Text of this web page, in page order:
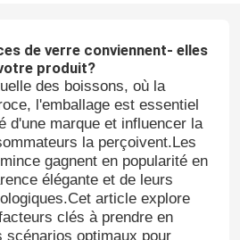
de verre conviennent- elles
produit?
des boissons, où la
l'emballage est essentiel
d'une marque et influencer la
la perçoivent.Les
gagnent en popularité en
élégante et de leurs
article explore
clés à prendre en
scénarios optimaux pour